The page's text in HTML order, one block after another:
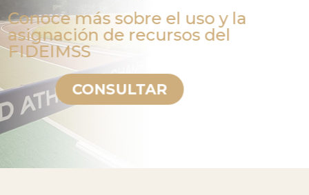
Conoce más sobre el uso y la
asignación de recursos del
FIDEIMSS
CONSULTAR